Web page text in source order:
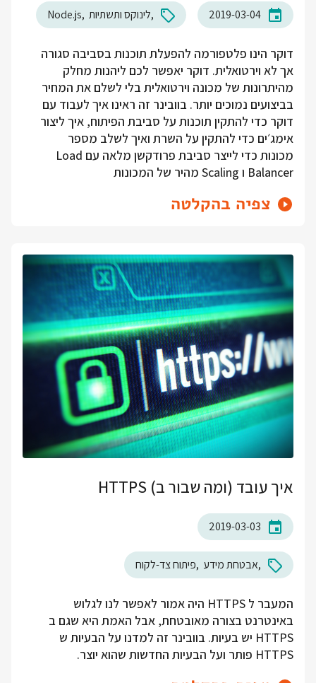
2019-03-04 לינוקס ותשתיות Node.js
דוקר הינו פלטפורמה להפעלת תוכנות בסביבה סגורה
אך לא וירטואלית. דוקר יאפשר לכם ליהנות מחלק
מהיתרונות של מכונה וירטואלית בלי לשלם את המחיר
בביצועים נמוכים יותר. בוובינר זה ראינו איך לעבוד עם
דוקר כדי להתקין תוכנות על סביבת הפיתוח, איך ליצור
אימג׳ים כדי להתקין על השרת ואיך לשלב מספר
מכונות כדי לייצר סביבת פרודקשן מלאה עם Load
Balancer ו Scaling מהיר של המכונות
צפיה בהקלטה
איך עובד (ומה שבור ב) HTTPS
2019-03-03
אבטחת מידע פיתוח צד-לקוח
המעבר ל HTTPS היה אמור לאפשר לנו לגלוש
באינטרנט בצורה מאובטחת, אבל האמת היא שגם ב
HTTPS יש בעיות. בוובינר זה למדנו על הבעיות ש
HTTPS פותר ועל הבעיות החדשות שהוא יוצר.